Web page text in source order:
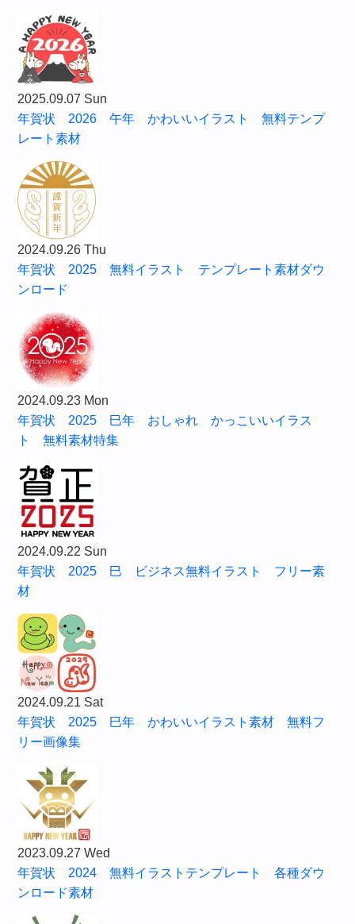
2025.09.07 Sun
年賀状 2026 午年 かわいいイラスト 無料テンプ
レート素材
2024.09.26 Thu
年賀状 2025 無料イラスト テンプレート素材ダウ
ンロード
2024.09.23 Mon
年賀状 2025 巳年 おしゃれ かっこいいイラス
ト 無料素材特集
2024.09.22 Sun
年賀状 2025 巳 ビジネス無料イラスト フリー素
材
2024.09.21 Sat
年賀状 2025 巳年 かわいいイラスト素材 無料フ
リー画像集
2023.09.27 Wed
年賀状 2024 無料イラストテンプレート 各種ダウ
ンロード素材